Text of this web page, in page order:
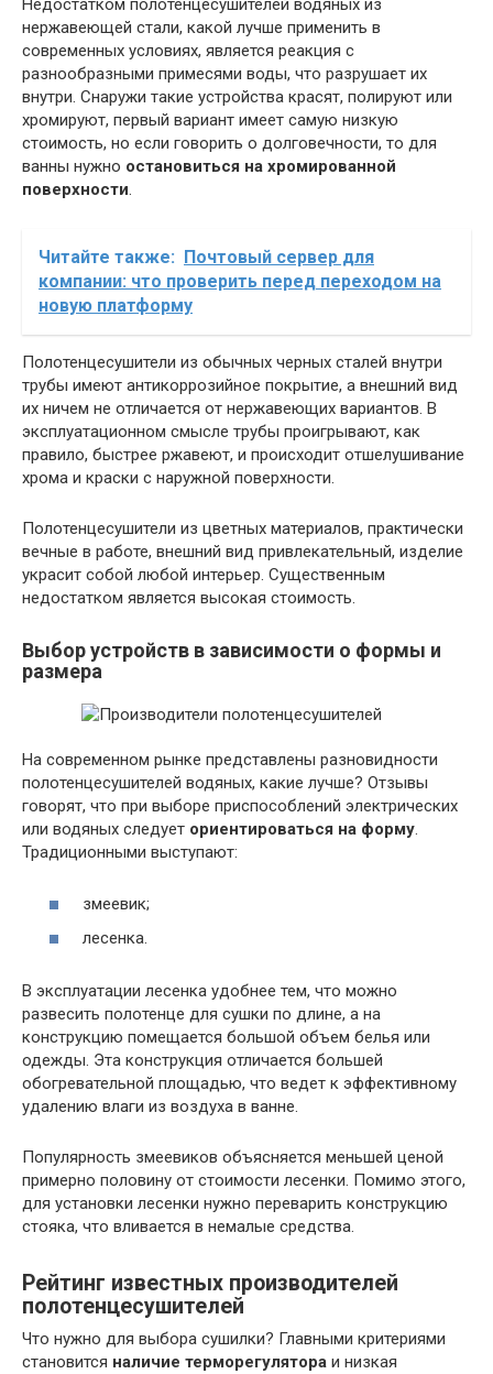
Недостатком полотенцесушителей водяных из
нержавеющей стали, какой лучше применить в
современных условиях, является реакция с
разнообразными примесями воды, что разрушает их
внутри. Снаружи такие устройства красят, полируют или
хромируют, первый вариант имеет самую низкую
стоимость, но если говорить о долговечности, то для
ванны нужно остановиться на хромированной
поверхности.
Читайте также:
Почтовый сервер для
компании: что проверить перед переходом на
новую платформу
Полотенцесушители из обычных черных сталей внутри
трубы имеют антикоррозийное покрытие, а внешний вид
их ничем не отличается от нержавеющих вариантов. В
эксплуатационном смысле трубы проигрывают, как
правило, быстрее ржавеют, и происходит отшелушивание
хрома и краски с наружной поверхности.
Полотенцесушители из цветных материалов, практически
вечные в работе, внешний вид привлекательный, изделие
украсит собой любой интерьер. Существенным
недостатком является высокая стоимость.
Выбор устройств в зависимости о формы и
размера
На современном рынке представлены разновидности
полотенцесушителей водяных, какие лучше? Отзывы
говорят, что при выборе приспособлений электрических
или водяных следует ориентироваться на форму.
Традиционными выступают:
змеевик;
лесенка.
В эксплуатации лесенка удобнее тем, что можно
развесить полотенце для сушки по длине, а на
конструкцию помещается большой объем белья или
одежды. Эта конструкция отличается большей
обогревательной площадью, что ведет к эффективному
удалению влаги из воздуха в ванне.
Популярность змеевиков объясняется меньшей ценой
примерно половину от стоимости лесенки. Помимо этого,
для установки лесенки нужно переварить конструкцию
стояка, что вливается в немалые средства.
Рейтинг известных производителей
полотенцесушителей
Что нужно для выбора сушилки? Главными критериями
становится наличие терморегулятора и низкая